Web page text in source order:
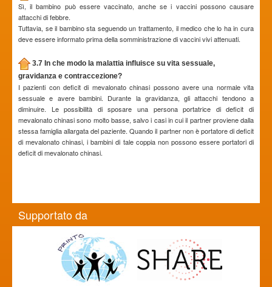
Sì, il bambino può essere vaccinato, anche se i vaccini possono causare
attacchi di febbre.
Tuttavia, se il bambino sta seguendo un trattamento, il medico che lo ha in cura
deve essere informato prima della somministrazione di vaccini vivi attenuati.
3.7 In che modo la malattia influisce su vita sessuale,
gravidanza e contraccezione?
I pazienti con deficit di mevalonato chinasi possono avere una normale vita
sessuale e avere bambini. Durante la gravidanza, gli attacchi tendono a
diminuire. Le possibilità di sposare una persona portatrice di deficit di
mevalonato chinasi sono molto basse, salvo i casi in cui il partner proviene dalla
stessa famiglia allargata del paziente. Quando il partner non è portatore di deficit
di mevalonato chinasi, i bambini di tale coppia non possono essere portatori di
deficit di mevalonato chinasi.
Supportato da